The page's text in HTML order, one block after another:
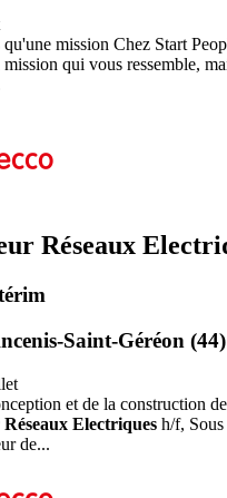
mission Chez Start
qui vous ressemble,
Réseaux
Saint-Géréon (44)
et de la construction de
Electriques h/f,
de...